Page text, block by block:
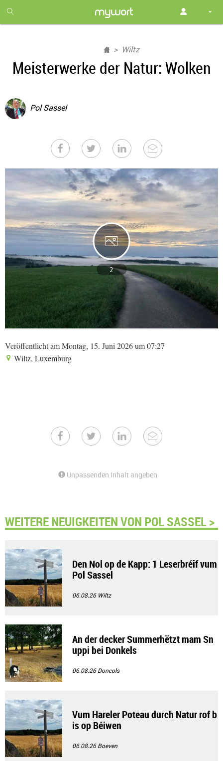
month
free
Wiltz
Meisterwerke der Natur: Wolken
Pol Sassel
2
Veröffentlicht am Montag, 15. Juni 2026 um 07:27
Wiltz, Luxemburg
Unpassenden Inhalt angeben
WEITERE NEUIGKEITEN VON POL SASSEL >
Den Nol op de Kapp: 1 Leserbréif vum
Pol Sassel
06.08.26 Wiltz
An der decker Summerhëtzt mam Sn
uppi bei Donkels
06.08.26Doncols
Vum Hareler Poteau durch Natur rof b
is op Béiwen
06.08.26Boeven